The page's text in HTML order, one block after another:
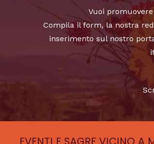
Vuoi
Compila il form, la nostra
inserimento sul nostro
EVENTI E SAGRE VICINO A